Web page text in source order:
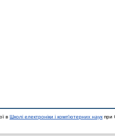
в Школі електроніки і комп'ютерних наук при